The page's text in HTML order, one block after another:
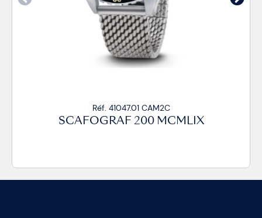
Réf. 41047.01 CAM2C
SCAFOGRAF 200 MCMLIX